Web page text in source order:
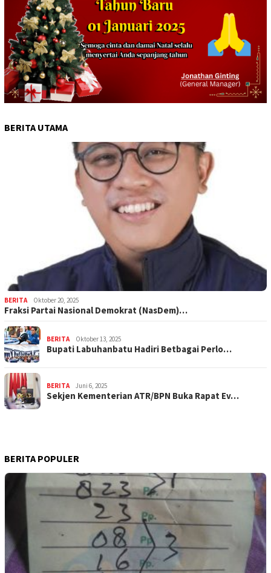
BERITA UTAMA
BERITA Oktober 20, 2025
Fraksi Partai Nasional Demokrat (NasDem)…
BERITA Oktober 13, 2025
Bupati Labuhanbatu Hadiri Betbagai Perlo…
BERITA Juni 6, 2025
Sekjen Kementerian ATR/BPN Buka Rapat Ev…
BERITA POPULER